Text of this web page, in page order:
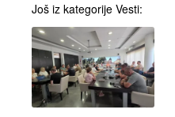
Još iz kategorije Vesti: